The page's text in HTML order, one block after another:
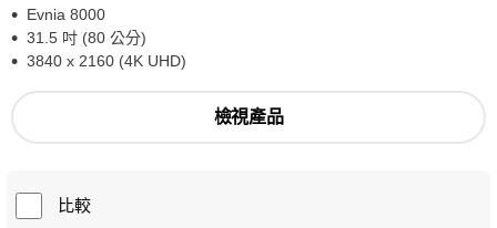
Evnia 8000
31.5 吋 (80 公分)
3840 x 2160 (4K UHD)
檢視產品
比較